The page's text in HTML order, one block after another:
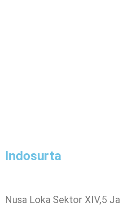
Indosurta
Nusa Loka Sektor XIV,5